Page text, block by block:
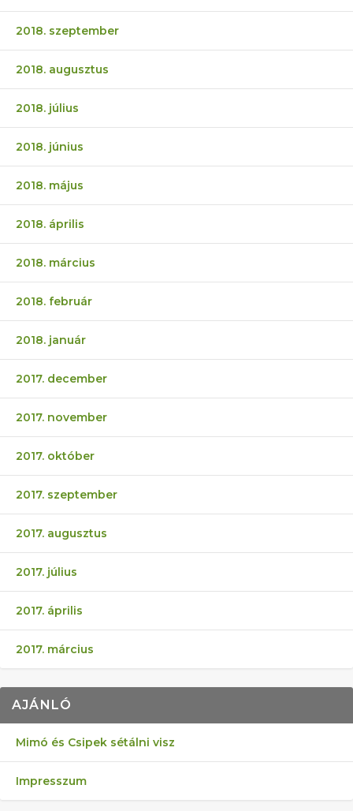
2018. szeptember
2018. augusztus
2018. július
2018. június
2018. május
2018. április
2018. március
2018. február
2018. január
2017. december
2017. november
2017. október
2017. szeptember
2017. augusztus
2017. július
2017. április
2017. március
AJÁNLÓ
Mimó és Csipek sétálni visz
Impresszum